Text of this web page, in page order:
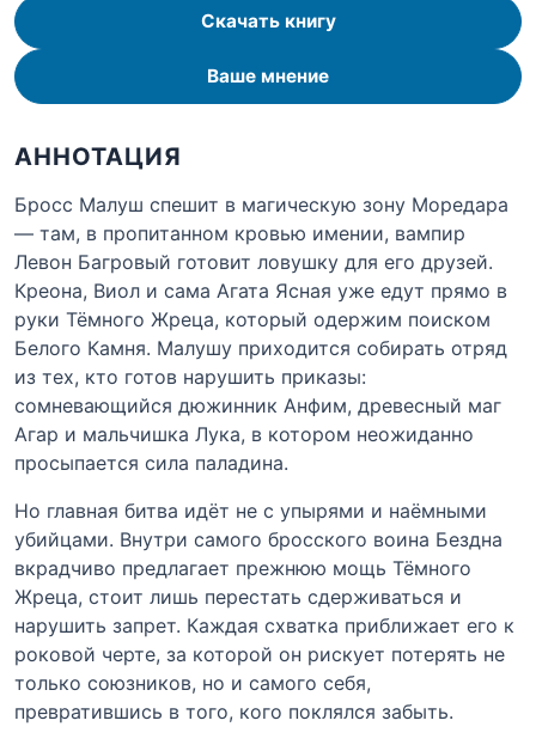
Скачать книгу
Ваше мнение
АННОТАЦИЯ
Бросс Малуш спешит в магическую зону Моредара
— там, в пропитанном кровью имении, вампир
Левон Багровый готовит ловушку для его друзей.
Креона, Виол и сама Агата Ясная уже едут прямо в
руки Тёмного Жреца, который одержим поиском
Белого Камня. Малушу приходится собирать отряд
из тех, кто готов нарушить приказы:
сомневающийся дюжинник Анфим, древесный маг
Агар и мальчишка Лука, в котором неожиданно
просыпается сила паладина.
Но главная битва идёт не с упырями и наёмными
убийцами. Внутри самого бросского воина Бездна
вкрадчиво предлагает прежнюю мощь Тёмного
Жреца, стоит лишь перестать сдерживаться и
нарушить запрет. Каждая схватка приближает его к
роковой черте, за которой он рискует потерять не
только союзников, но и самого себя,
превратившись в того, кого поклялся забыть.